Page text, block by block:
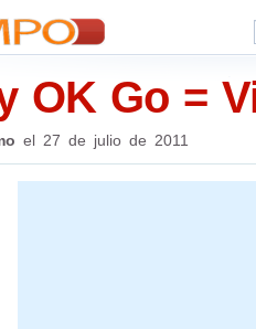
OK Go =
el 27 de julio de 2011